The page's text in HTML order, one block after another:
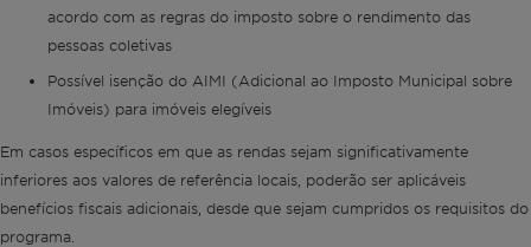
acordo com as regras do imposto sobre o rendimento das
pessoas coletivas
Possível isenção do AIMI (Adicional ao Imposto Municipal sobre
Imóveis) para imóveis elegíveis
Em casos específicos em que as rendas sejam significativamente
inferiores aos valores de referência locais, poderão ser aplicáveis
benefícios fiscais adicionais, desde que sejam cumpridos os requisitos do
programa.